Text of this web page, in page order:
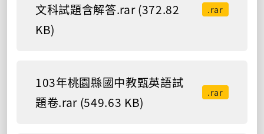
文科試題含解答.rar (372.82
KB)
.rar
103年桃園縣國中教甄英語試
題卷.rar (549.63 KB)
.rar